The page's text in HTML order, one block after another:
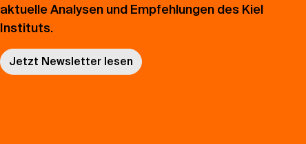
aktuelle Analysen und Empfehlungen des Kiel
Instituts.
Jetzt Newsletter lesen